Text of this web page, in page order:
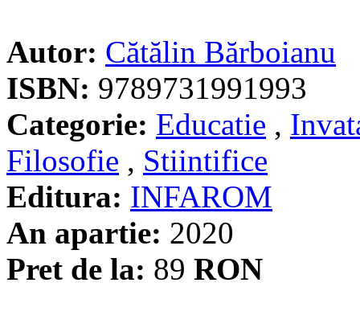
Autor: Cătălin Bărboianu
ISBN: 9789731991993
Categorie: Educatie ,
Filosofie , Stiintifice
Editura: INFAROM
An apartie: 2020
Pret de la: 89 RON